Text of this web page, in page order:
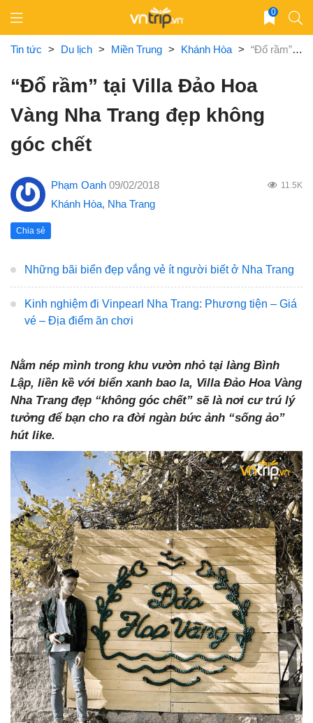
content
0
Tin tức > Du lịch > Miền Trung > Khánh Hòa > “Đổ rầm” tại Villa Đảo Hoa Vàng Nha Trang đẹp không góc chết
“Đổ rầm” tại Villa Đảo Hoa
Vàng Nha Trang đẹp không
góc chết
Phạm Oanh 09/02/2018 11.5K
Khánh Hòa, Nha Trang
Chia sẻ
Những bãi biển đẹp vắng vẻ ít người biết ở Nha Trang
Kinh nghiệm đi Vinpearl Nha Trang: Phương tiện – Giá
vé – Địa điểm ăn chơi
Nằm nép mình trong khu vườn nhỏ tại làng Bình
Lập, liền kề với biển xanh bao la, Villa Đảo Hoa Vàng
Nha Trang đẹp “không góc chết” sẽ là nơi cư trú lý
tưởng để bạn cho ra đời ngàn bức ảnh “sống ảo”
hút like.